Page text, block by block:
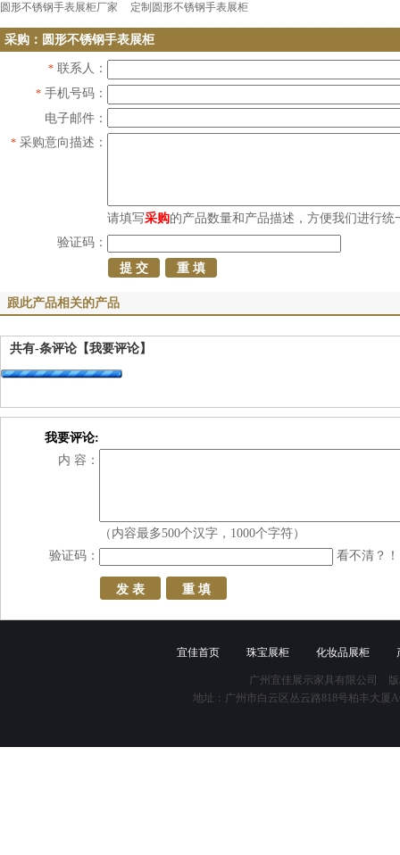
圆形不锈钢手表展柜厂家 定制圆形不锈钢手表展柜
采购：圆形不锈钢手表展柜
* 联系人：
* 手机号码：
电子邮件：
* 采购意向描述：
请填写采购的产品数量和产品描述，方便我们进行统
验证码：
跟此产品相关的产品
共有-条评论 【我要评论】
我要评论:
内 容：
（内容最多500个汉字，1000个字符）
验证码：
看不清？！
宜佳首页 珠宝展柜 化妆品展柜
广州宜佳展示家具有限公司
地址：广州市白云区丛云路818号柏丰大